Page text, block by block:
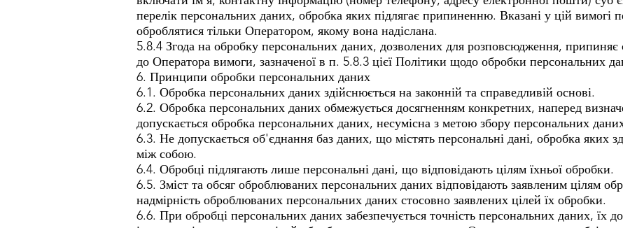
перелік персональних даних, обробка яких підлягає припиненню. Вказані у цій вимогі
оброблятися тільки Оператором, якому вона надіслана.
5.8.4 Згода на обробку персональних даних, дозволених для розповсюдження,
до Оператора вимоги, зазначеної в п. 5.8.3 цієї Політики щодо обробки персональних
6. Принципи обробки персональних даних
6.1. Обробка персональних даних здійснюється на законній та справедливій основі.
6.2. Обробка персональних даних обмежується досягненням конкретних, наперед
допускається обробка персональних даних, несумісна з метою збору персональних
6.3. Не допускається об'єднання баз даних, що містять персональні дані, обробка яких
між собою.
6.4. Обробці підлягають лише персональні дані, що відповідають цілям їхньої обробки.
6.5. Зміст та обсяг оброблюваних персональних даних відповідають заявленим цілям
надмірність оброблюваних персональних даних стосовно заявлених цілей їх обробки.
6.6. При обробці персональних даних забезпечується точність персональних даних, їх